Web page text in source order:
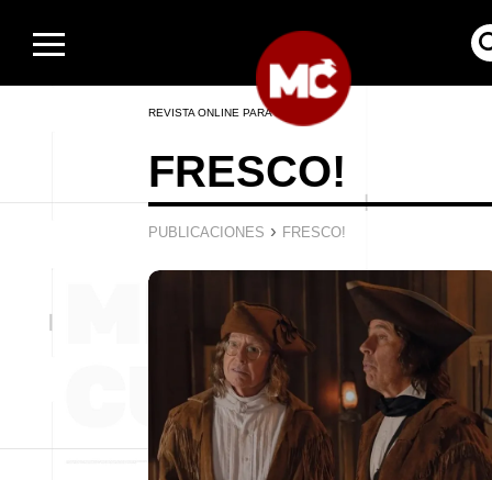
REVISTA ONLINE PARA HOMBRES
FRESCO!
PUBLICACIONES › FRESCO!